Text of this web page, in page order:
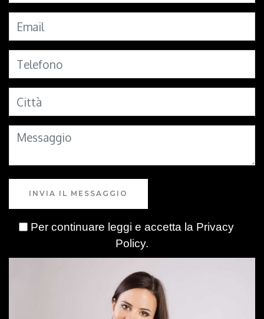
INVIA IL MESSAGGIO
Per continuare leggi e accetta la Privacy
Policy.